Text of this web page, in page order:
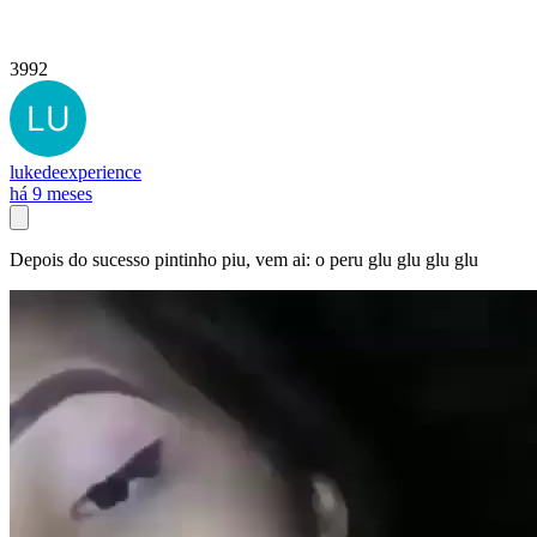
3992
lukedeexperience
há 9 meses
Depois do sucesso pintinho piu, vem ai: o peru glu glu glu glu